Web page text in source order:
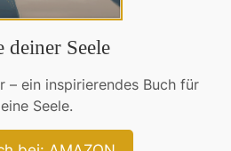
deiner Seele
– ein inspirierendes Buch für
Seele.